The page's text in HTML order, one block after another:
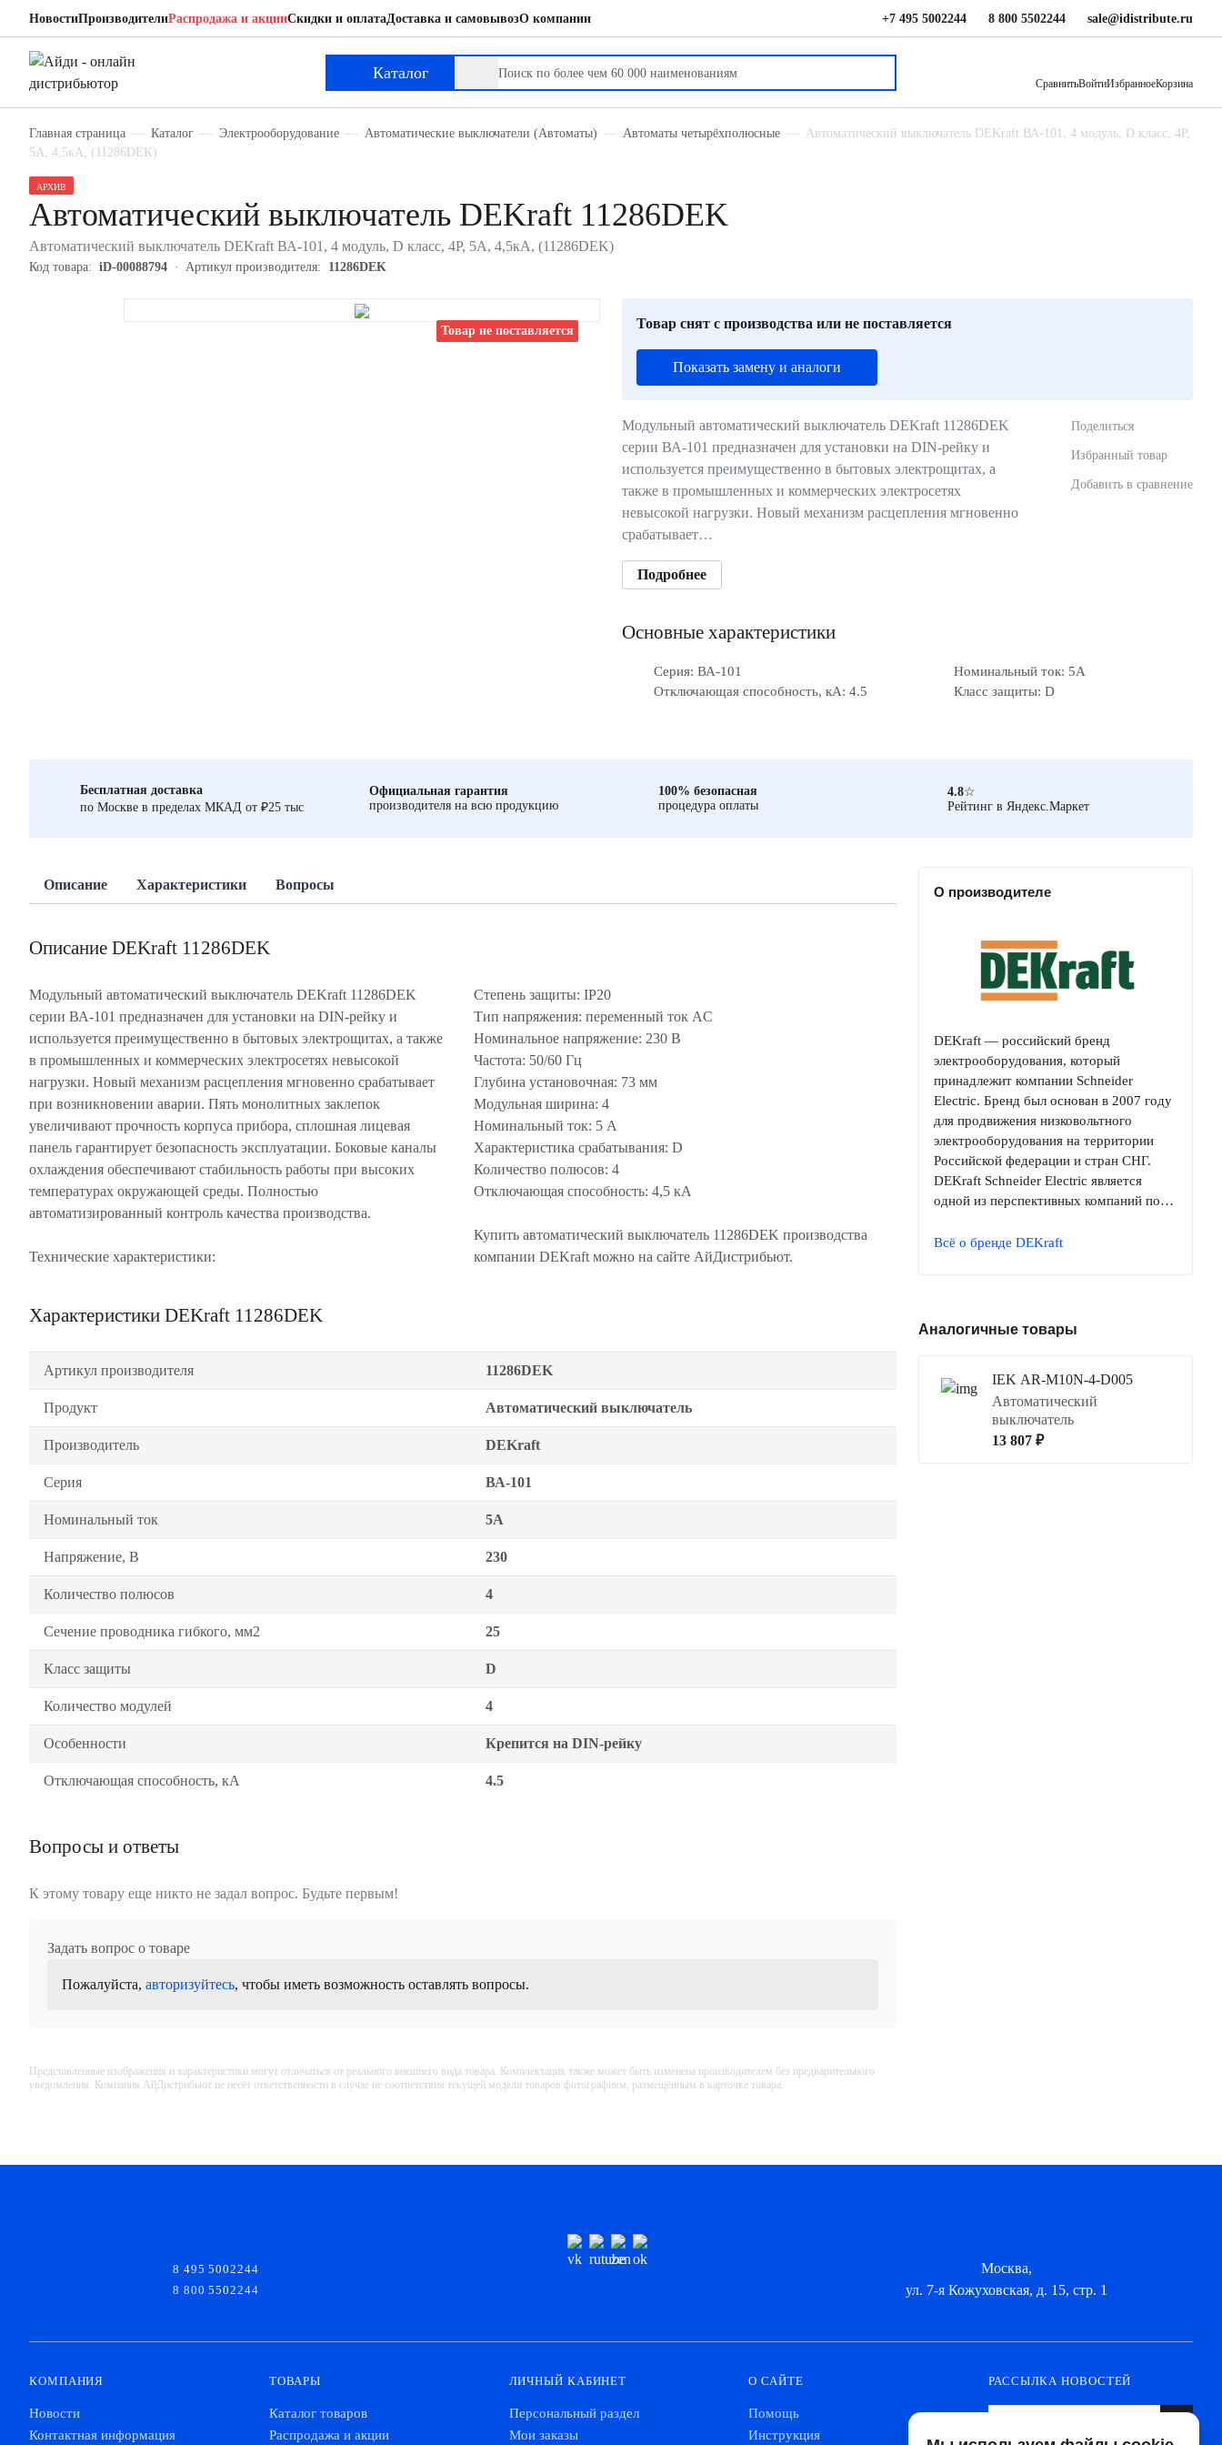
НовостиПроизводителиРаспродажа и акцииСкидки и оплатаДоставка и самовывозО компании +7 495 5002244 8 800 5502244 sale@idistribute.ru
Каталог
СравнитьВойтиИзбранноеКорзина
Главная страница Каталог Электрооборудование Автоматические выключатели (Автоматы) Автоматы четырёхполюсные
Автоматический выключатель DEKraft ВА-101, 4 модуль, D класс, 4P,
5А, 4,5кА, (11286DEK)
Товар не поставляется
АРХИВ
Автоматический выключатель DEKraft 11286DEK
Автоматический выключатель DEKraft ВА-101, 4 модуль, D класс, 4P, 5А, 4,5кА, (11286DEK)
Код товара: iD-00088794 Артикул производителя: 11286DEK
Товар снят с производства или не поставляется
Показать замену и аналоги
Модульный автоматический выключатель DEKraft 11286DEK
серии ВА-101 предназначен для установки на DIN-рейку и
используется преимущественно в бытовых электрощитах, а
также в промышленных и коммерческих электросетях
невысокой нагрузки. Новый механизм расцепления мгновенно
срабатывает…
Подробнее
Поделиться
Избранный товар
Добавить в сравнение
Основные характеристики
Серия: ВА-101
Номинальный ток: 5А
Отключающая способность, кА: 4.5
Класс защиты: D
Бесплатная доставка
по Москве в пределах МКАД от ₽25 тыс
Официальная гарантия
производителя на всю продукцию
100% безопасная
процедура оплаты
4.8☆
Рейтинг в Яндекс.Маркет
Описание Характеристики Вопросы
Описание DEKraft 11286DEK
Модульный автоматический выключатель DEKraft 11286DEK
серии ВА-101 предназначен для установки на DIN-рейку и
используется преимущественно в бытовых электрощитах, а также
в промышленных и коммерческих электросетях невысокой
нагрузки. Новый механизм расцепления мгновенно срабатывает
при возникновении аварии. Пять монолитных заклепок
увеличивают прочность корпуса прибора, сплошная лицевая
панель гарантирует безопасность эксплуатации. Боковые каналы
охлаждения обеспечивают стабильность работы при высоких
температурах окружающей среды. Полностью
автоматизированный контроль качества производства.
Технические характеристики:
Степень защиты: IP20
Тип напряжения: переменный ток AC
Номинальное напряжение: 230 В
Частота: 50/60 Гц
Глубина установочная: 73 мм
Модульная ширина: 4
Номинальный ток: 5 А
Характеристика срабатывания: D
Количество полюсов: 4
Отключающая способность: 4,5 кА
Купить автоматический выключатель 11286DEK производства
компании DEKraft можно на сайте АйДистрибьют.
Характеристики DEKraft 11286DEK
Артикул производителя 11286DEK
Продукт Автоматический выключатель
Производитель DEKraft
Серия ВА-101
Номинальный ток 5А
Напряжение, В 230
Количество полюсов 4
Сечение проводника гибкого, мм2 25
Класс защиты D
Количество модулей 4
Особенности Крепится на DIN-рейку
Отключающая способность, кА 4.5
Вопросы и ответы
К этому товару еще никто не задал вопрос. Будьте первым!
Задать вопрос о товаре
Пожалуйста, авторизуйтесь, чтобы иметь возможность оставлять вопросы.
Представленные изображения и характеристики могут отличаться от реального внешнего вида товара. Комплектация также может быть изменена производителем без предварительного
уведомления. Компания АйДистрибьют не несёт ответственности в случае не соответствия текущей модели товаров фотографиям, размещённым в карточке товара.
О производителе
DEKraft — российский бренд
электрооборудования, который
принадлежит компании Schneider
Electric. Бренд был основан в 2007 году
для продвижения низковольтного
электрооборудования на территории
Российской федерации и стран СНГ.
DEKraft Schneider Electric является
одной из перспективных компаний по…
Всё о бренде DEKraft
Аналогичные товары
IEK AR-M10N-4-D005
Автоматический
выключатель
13 807 ₽
DEKraft 11286DEK
Автоматический выключатель
8 495 5002244
8 800 5502244
Москва,
ул. 7-я Кожуховская, д. 15, стр. 1
КОМПАНИЯ
Новости
Контактная информация
ТОВАРЫ
Каталог товаров
Распродажа и акции
ЛИЧНЫЙ КАБИНЕТ
Персональный раздел
Мои заказы
О САЙТЕ
Помощь
Инструкция
РАССЫЛКА НОВОСТЕЙ